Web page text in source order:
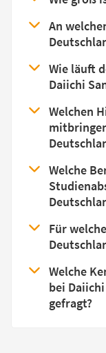
An
Wie läuft
Daiichi
Welchen
Welche
Für
Welche
bei
gefragt?